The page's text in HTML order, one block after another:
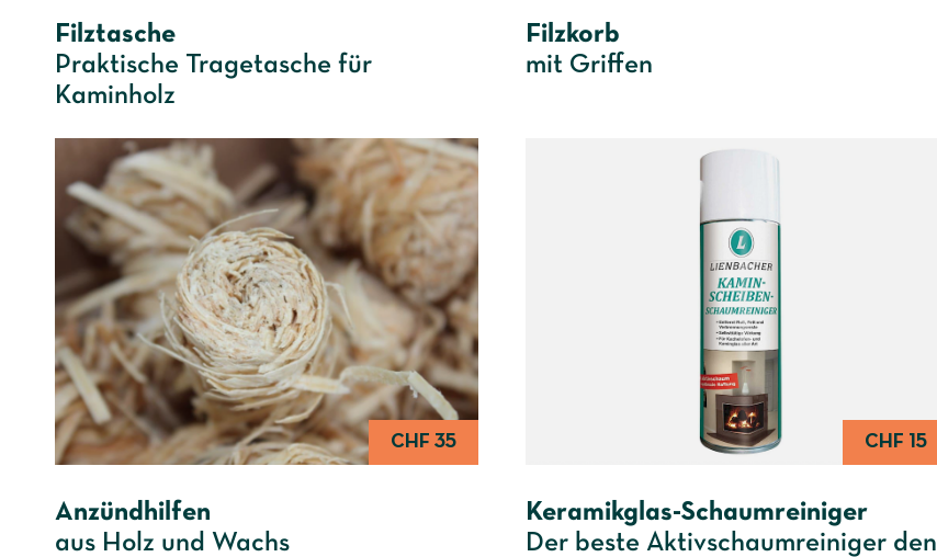
Filztasche
Praktische Tragetasche für
Kaminholz
Filzkorb
mit Griffen
CHF 35
Anzündhilfen
aus Holz und Wachs
CHF 15
Keramikglas-Schaumreiniger
Der beste Aktivschaumreiniger den